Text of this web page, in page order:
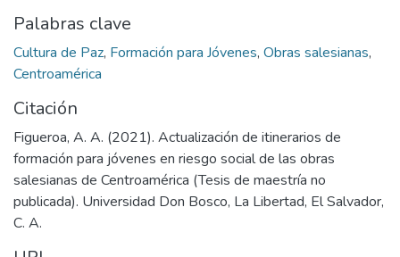
Palabras clave
Cultura de Paz, Formación para Jóvenes, Obras salesianas,
Centroamérica
Citación
Figueroa, A. A. (2021). Actualización de itinerarios de
formación para jóvenes en riesgo social de las obras
salesianas de Centroamérica (Tesis de maestría no
publicada). Universidad Don Bosco, La Libertad, El Salvador,
C. A.